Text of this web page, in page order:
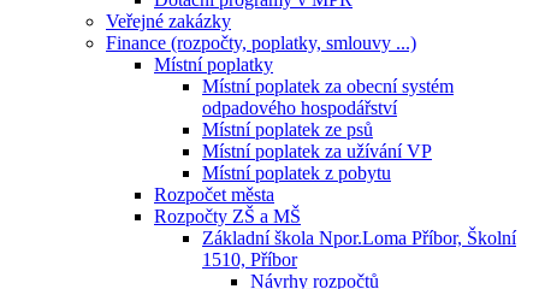
Veřejné zakázky
Finance (rozpočty, poplatky, smlouvy ...)
Místní poplatky
Místní poplatek za obecní systém
odpadového hospodářství
Místní poplatek ze psů
Místní poplatek za užívání VP
Místní poplatek z pobytu
Rozpočet města
Rozpočty ZŠ a MŠ
Základní škola Npor.Loma Příbor, Školní
1510, Příbor
Návrhy rozpočtů